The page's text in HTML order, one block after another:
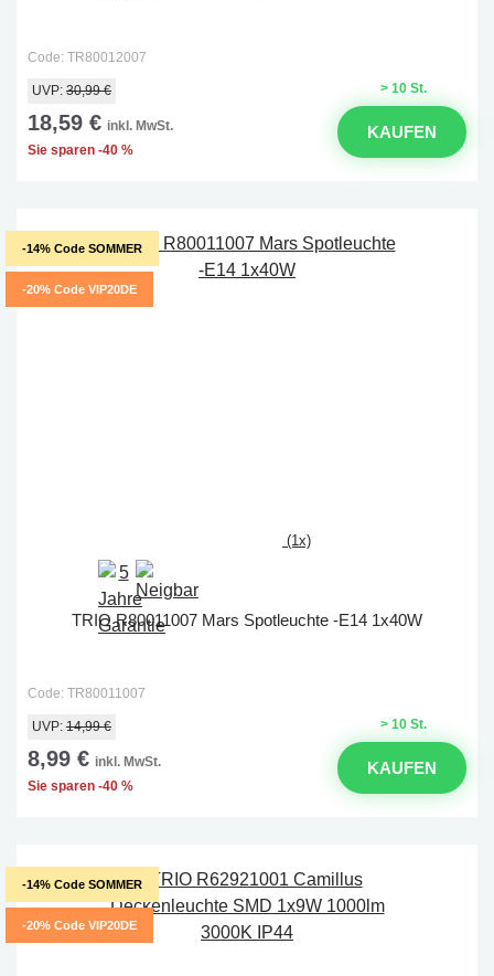
Code: TR80012007
> 10 St.
UVP: 30,99 €
18,59 € inkl. MwSt.
Sie sparen -40 %
KAUFEN
-14% Code SOMMER
-20% Code VIP20DE
(1x)
TRIO R80011007 Mars Spotleuchte -E14 1x40W
Code: TR80011007
> 10 St.
UVP: 14,99 €
8,99 € inkl. MwSt.
Sie sparen -40 %
KAUFEN
-14% Code SOMMER
-20% Code VIP20DE